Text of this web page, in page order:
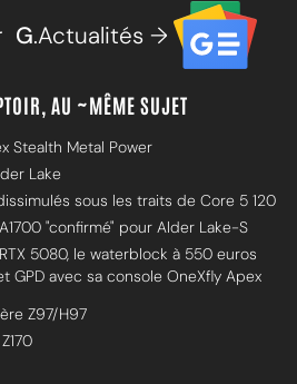
G.Actualités →
AU ~MÊME SUJET
Stealth Metal Power
Lake
sous les traits de Core 5 120
"confirmé" pour Alder Lake-S
5080, le waterblock à 550 euros
GPD avec sa console OneXfly Apex
Z97/H97